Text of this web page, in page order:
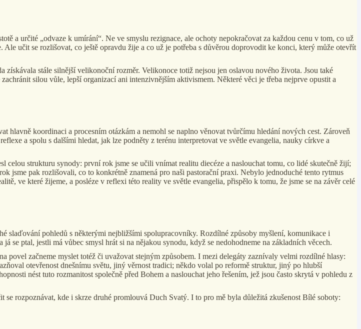
a určité „odvaze k umírání“. Ne ve smyslu rezignace, ale ochoty nepokračovat za každou cenu v tom, co už
učit se rozlišovat, co ještě opravdu žije a co už je potřeba s důvěrou doprovodit ke konci, který může otevřít
stále silnější velikonoční rozměr. Velikonoce totiž nejsou jen oslavou nového života. Jsou také
silou vůle, lepší organizací ani intenzivnějším aktivismem. Některé věci je třeba nejprve opustit a
hlavně koordinaci a procesním otázkám a nemohl se naplno věnovat tvůrčímu hledání nových cest. Zároveň
a spolu s dalšími hledat, jak lze podněty z terénu interpretovat ve světle evangelia, nauky církve a
strukturu synody: první rok jsme se učili vnímat realitu diecéze a naslouchat tomu, co lidé skutečně žijí;
jsme pak rozlišovali, co to konkrétně znamená pro naši pastorační praxi. Nebylo jednoduché tento rytmus
ve které žijeme, a posléze v reflexi této reality ve světle evangelia, přispělo k tomu, že jsme se na závěr celé
slaďování pohledů s některými nejbližšími spolupracovníky. Rozdílné způsoby myšlení, komunikace i
ptal, jestli má vůbec smysl hrát si na nějakou synodu, když se nedohodneme na základních věcech.
povel začneme myslet totéž či uvažovat stejným způsobem. I mezi delegáty zaznívaly velmi rozdílné hlasy:
otevřenost dnešnímu světu, jiný věrnost tradici; někdo volal po reformě struktur, jiný po hlubší
nést tuto rozmanitost společně před Bohem a naslouchat jeho řešením, jež jsou často skrytá v pohledu z
se rozpoznávat, kde i skrze druhé promlouvá Duch Svatý. I to pro mě byla důležitá zkušenost Bílé soboty: